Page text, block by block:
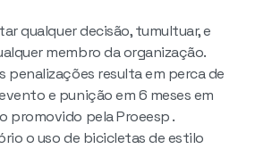
qualquer decisão, tumultuar, e
membro da organização.
penalizações resulta em perca de
e punição em 6 meses em
promovido pela Proeesp .
o uso de bicicletas de estilo